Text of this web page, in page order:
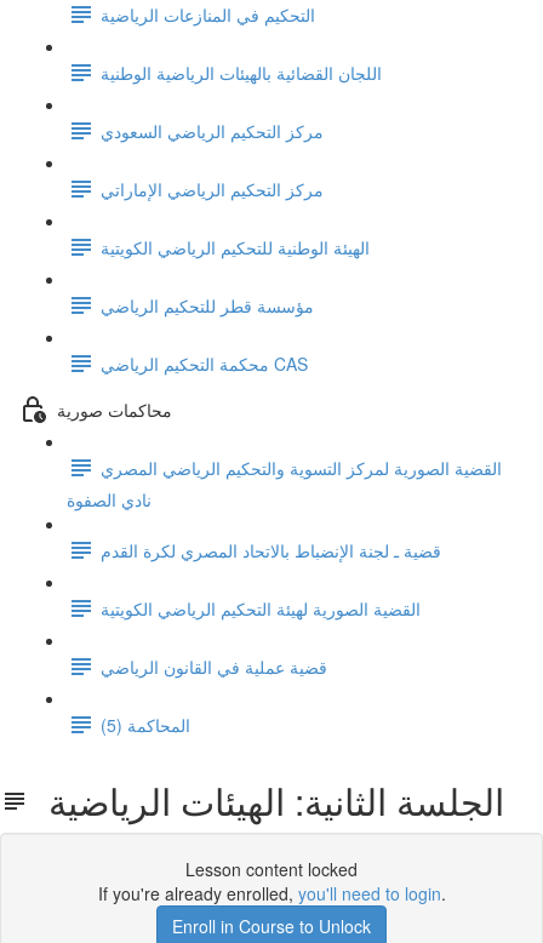
التحكيم في المنازعات الرياضية
اللجان القضائية بالهيئات الرياضية الوطنية
مركز التحكيم الرياضي السعودي
مركز التحكيم الرياضي الإماراتي
الهيئة الوطنية للتحكيم الرياضي الكويتية
مؤسسة قطر للتحكيم الرياضي
محكمة التحكيم الرياضي CAS
محاكمات صورية
القضية الصورية لمركز التسوية والتحكيم الرياضي المصري
نادي الصفوة
قضية ـ لجنة الإنضباط بالاتحاد المصري لكرة القدم
القضية الصورية لهيئة التحكيم الرياضي الكويتية
قضية عملية في القانون الرياضي
المحاكمة (5)
الجلسة الثانية: الهيئات الرياضية
Lesson content locked
If you're already enrolled, you'll need to login.
Enroll in Course to Unlock